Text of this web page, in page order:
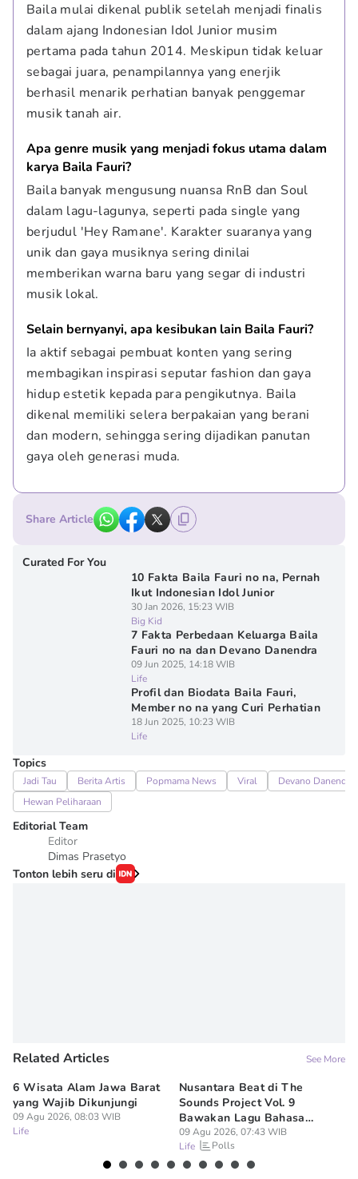
Baila mulai dikenal publik setelah menjadi finalis
dalam ajang Indonesian Idol Junior musim
pertama pada tahun 2014. Meskipun tidak keluar
sebagai juara, penampilannya yang enerjik
berhasil menarik perhatian banyak penggemar
musik tanah air.
Apa genre musik yang menjadi fokus utama dalam
karya Baila Fauri?
Baila banyak mengusung nuansa RnB dan Soul
dalam lagu-lagunya, seperti pada single yang
berjudul 'Hey Ramane'. Karakter suaranya yang
unik dan gaya musiknya sering dinilai
memberikan warna baru yang segar di industri
musik lokal.
Selain bernyanyi, apa kesibukan lain Baila Fauri?
Ia aktif sebagai pembuat konten yang sering
membagikan inspirasi seputar fashion dan gaya
hidup estetik kepada para pengikutnya. Baila
dikenal memiliki selera berpakaian yang berani
dan modern, sehingga sering dijadikan panutan
gaya oleh generasi muda.
Share Article
Curated For You
10 Fakta Baila Fauri no na, Pernah
Ikut Indonesian Idol Junior
30 Jan 2026, 15:23 WIB
Big Kid
7 Fakta Perbedaan Keluarga Baila
Fauri no na dan Devano Danendra
09 Jun 2025, 14:18 WIB
Life
Profil dan Biodata Baila Fauri,
Member no na yang Curi Perhatian
18 Jun 2025, 10:23 WIB
Life
Topics
Jadi Tau Berita Artis Popmama News Viral
Devano Danendra
Hewan Peliharaan
Editorial Team
Editor
Dimas Prasetyo
Tonton lebih seru di
Related Articles See More
6 Wisata Alam Jawa Barat
yang Wajib Dikunjungi
09 Agu 2026, 08:03 WIB
Life
Nusantara Beat di The
Sounds Project Vol. 9
Bawakan Lagu Bahasa
Sunda!
09 Agu 2026, 07:43 WIB
Life
Polls